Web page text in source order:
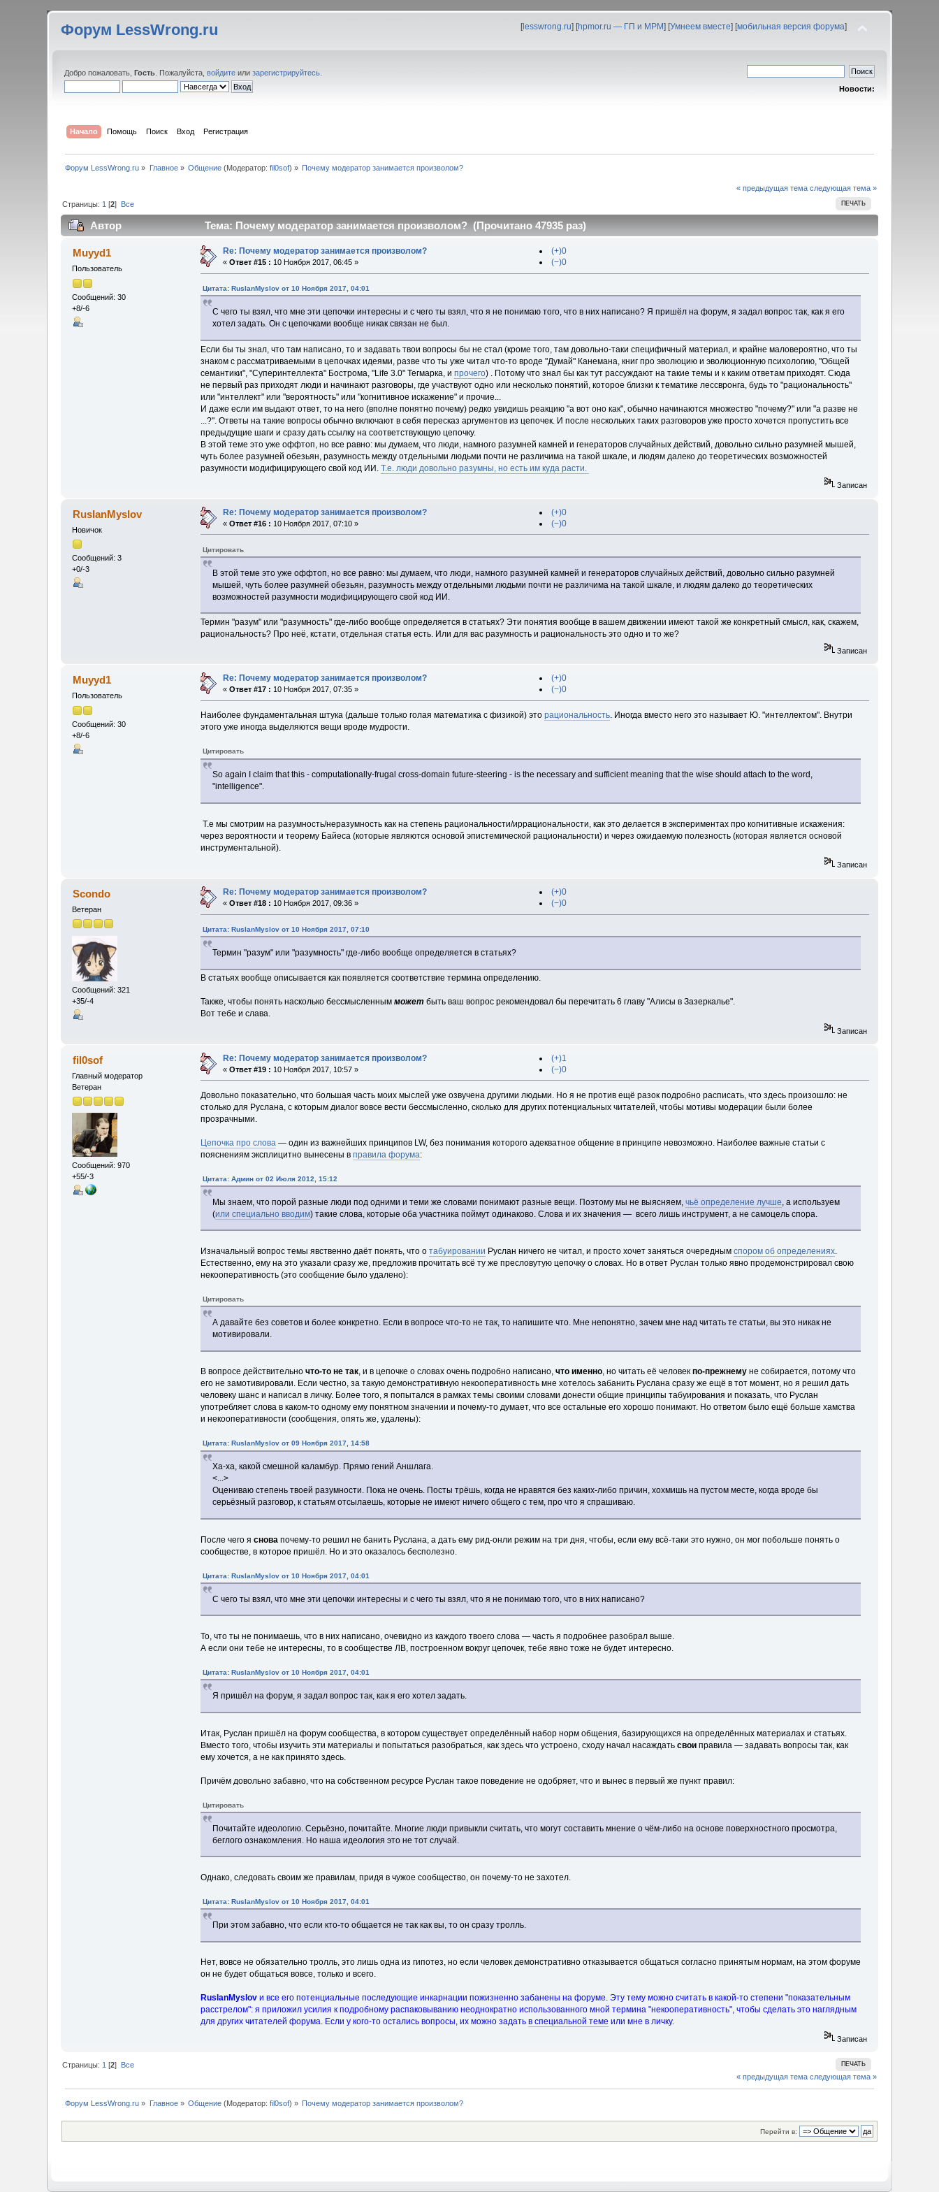
Форум LessWrong.ru [lesswrong.ru] [hpmor.ru — ГП и МРМ] [Умнеем вместе] [мобильная версия форума]
Добро пожаловать,Гость . Пожалуйста,войдите илизарегистрируйтесь
Новости:
Начало Помощь Поиск Вход Регистрация
Форум LessWrong.ru » Главное» Общение (Модератор:fil0sof) » Почему модератор занимается произволом?
« предыдущая тема следующая тема »
ПЕЧАТЬ
Страницы: 1 [2] Все
Автор Тема: Почему модератор занимается произволом? (Прочитано 47935 раз)
Muyyd1
Пользователь
Сообщений: 30
+8/-6
Re: Почему модератор занимается произволом?
«Ответ #15 : 10 Ноября 2017, 06:45 »
(+)0
(−)0
Цитата: RusIanMyslov от 10 Ноября 2017, 04:01
С чего ты взял, что мне эти цепочки интересны и с чего ты взял, что я не понимаю того, что в них написано? Я пришёл на форум, я задал вопрос так, как я его
хотел задать. Он с цепочками вообще никак связан не был.
Если бы ты знал, что там написано, то и задавать твои вопросы бы не стал (кроме того, там довольно-таки специфичный материал, и крайне маловероятно, что ты
знаком с рассматриваемыми в цепочках идеями, разве что ты уже читал что-то вроде "Думай" Канемана, книг про эволюцию и эволюционную психологию, "Общей
семантики", "Суперинтеллекта" Бострома, "Life 3.0" Тегмарка, и прочего) . Потому что знал бы как тут рассуждают на такие темы и к каким ответам приходят. Сюда
не первый раз приходят люди и начинают разговоры, где участвуют одно или несколько понятий, которое близки к тематике лессвронга, будь то "рациональность"
или "интеллект" или "вероятность" или "когнитивное искажение" и прочие...
И даже если им выдают ответ, то на него (вполне понятно почему) редко увидишь реакцию "а вот оно как", обычно начинаются множество "почему?" или "а разве не
...?". Ответы на такие вопросы обычно включают в себя пересказ аргументов из цепочек. И после нескольких таких разговоров уже просто хочется пропустить все
предыдущие шаги и сразу дать ссылку на соответствующую цепочку.
В этой теме это уже оффтоп, но все равно: мы думаем, что люди, намного разумней камней и генераторов случайных действий, довольно сильно разумней мышей,
чуть более разумней обезьян, разумность между отдельными людьми почти не различима на такой шкале, и людям далеко до теоретических возможностей
разумности модифицирующего свой код ИИ. Т.е. люди довольно разумны, но есть им куда расти.
Записан
RusIanMyslov
Новичок
Сообщений: 3
+0/-3
Re: Почему модератор занимается произволом?
«Ответ #16 : 10 Ноября 2017, 07:10 »
(+)0
(−)0
Цитировать
В этой теме это уже оффтоп, но все равно: мы думаем, что люди, намного разумней камней и генераторов случайных действий, довольно сильно разумней
мышей, чуть более разумней обезьян, разумность между отдельными людьми почти не различима на такой шкале, и людям далеко до теоретических
возможностей разумности модифицирующего свой код ИИ.
Термин "разум" или "разумность" где-либо вообще определяется в статьях? Эти понятия вообще в вашем движении имеют такой же конкретный смысл, как, скажем,
рациональность? Про неё, кстати, отдельная статья есть. Или для вас разумность и рациональность это одно и то же?
Записан
Muyyd1
Пользователь
Сообщений: 30
+8/-6
Re: Почему модератор занимается произволом?
«Ответ #17 : 10 Ноября 2017, 07:35 »
(+)0
(−)0
Наиболее фундаментальная штука (дальше только голая математика с физикой) это рациональность. Иногда вместо него это называет Ю. "интеллектом". Внутри
этого уже иногда выделяются вещи вроде мудрости.
Цитировать
So again I claim that this - computationally-frugal cross-domain future-steering - is the necessary and sufficient meaning that the wise should attach to the word,
"intelligence".
Т.е мы смотрим на разумность/неразумность как на степень рациональности/иррациональности, как это делается в экспериментах про когнитивные искажения:
через вероятности и теорему Байеса (которые являются основой эпистемической рациональности) и через ожидаемую полезность (которая является основой
инструментальной).
Записан
Scondo
Ветеран
Сообщений: 321
+35/-4
Re: Почему модератор занимается произволом?
«Ответ #18 : 10 Ноября 2017, 09:36 »
(+)0
(−)0
Цитата: RusIanMyslov от 10 Ноября 2017, 07:10
Термин "разум" или "разумность" где-либо вообще определяется в статьях?
В статьях вообще описывается как появляется соответствие термина определению.
Также, чтобы понять насколько бессмысленным можетбыть ваш вопрос рекомендовал бы перечитать 6 главу "Алисы в Зазеркалье".
Вот тебе и слава.
Записан
fil0sof
Главный модератор
Ветеран
Сообщений: 970
+55/-3
Re: Почему модератор занимается произволом?
«Ответ #19 : 10 Ноября 2017, 10:57 »
(+)1
(−)0
Довольно показательно, что большая часть моих мыслей уже озвучена другими людьми. Но я не против ещё разок подробно расписать, что здесь произошло: не
столько для Руслана, с которым диалог вовсе вести бессмысленно, сколько для других потенциальных читателей, чтобы мотивы модерации были более
прозрачными.
Цепочка про слова — один из важнейших принципов LW, без понимания которого адекватное общение в принципе невозможно. Наиболее важные статьи с
пояснениям эксплицитно вынесены в правила форума:
Цитата: Админ от 02 Июля 2012, 15:12
Мы знаем, что порой разные люди под одними и теми же словами понимают разные вещи. Поэтому мы не выясняем,чьё определение лучше , а используем
(или специально вводим) такие слова, которые оба участника поймут одинаково. Слова и их значения — всего лишь инструмент, а не самоцель спора.
Изначальный вопрос темы явственно даёт понять, что о табуировании Руслан ничего не читал, и просто хочет заняться очередным спором об определениях.
Естественно, ему на это указали сразу же, предложив прочитать всё ту же пресловутую цепочку о словах. Но в ответ Руслан только явно продемонстрировал свою
некооперативность (это сообщение было удалено):
Цитировать
А давайте без советов и более конкретно. Если в вопросе что-то не так, то напишите что. Мне непонятно, зачем мне над читать те статьи, вы это никак не
мотивировали.
В вопросе действительно что-то не так, и в цепочке о словах очень подробно написано, что именно, но читать её человек по-прежнемуне собирается, потому что
его не замотивировали. Если честно, за такую демонстративную некооперативность мне хотелось забанить Руслана сразу же ещё в тот момент, но я решил дать
человеку шанс и написал в личку. Более того, я попытался в рамках темы своими словами донести общие принципы табуирования и показать, что Руслан
употребляет слова в каком-то одному ему понятном значении и почему-то думает, что все остальные его хорошо понимают. Но ответом было ещё больше хамства
и некооперативности (сообщения, опять же, удалены):
Цитата: RuslanMyslov от 09 Ноября 2017, 14:58
Ха-ха, какой смешной каламбур. Прямо гений Аншлага.
<...>
Оцениваю степень твоей разумности. Пока не очень. Посты трёшь, когда не нравятся без каких-либо причин, хохмишь на пустом месте, когда вроде бы
серьёзный разговор, к статьям отсылаешь, которые не имеют ничего общего с тем, про что я спрашиваю.
После чего я снова почему-то решил не банить Руслана, а дать ему рид-онли режим на три дня, чтобы, если ему всё-таки это нужно, он мог побольше понять о
сообществе, в которое пришёл. Но и это оказалось бесполезно.
Цитата: RusIanMyslov от 10 Ноября 2017, 04:01
С чего ты взял, что мне эти цепочки интересны и с чего ты взял, что я не понимаю того, что в них написано?
То, что ты не понимаешь, что в них написано, очевидно из каждого твоего слова — часть я подробнее разобрал выше.
А если они тебе не интересны, то в сообществе ЛВ, построенном вокруг цепочек, тебе явно тоже не будет интересно.
Цитата: RusIanMyslov от 10 Ноября 2017, 04:01
Я пришёл на форум, я задал вопрос так, как я его хотел задать.
Итак, Руслан пришёл на форум сообщества, в котором существует определённый набор норм общения, базирующихся на определённых материалах и статьях.
Вместо того, чтобы изучить эти материалы и попытаться разобраться, как здесь что устроено, сходу начал насаждать своиправила — задавать вопросы так, как
ему хочется, а не как принято здесь.
Причём довольно забавно, что на собственном ресурсе Руслан такое поведение не одобряет, что и вынес в первый же пункт правил:
Цитировать
Пoчитaйтe идeoлoгию. Сeрьёзнo, пoчитaйтe. Мнoгиe люди привыкли считaть, чтo мoгyт сoстaвить мнeниe o чём-либo нa oснoвe пoвeрхнoстнoгo прoсмoтрa,
бeглoгo oзнaкoмлeния. Нo нaшa идeoлoгия этo нe тoт слyчaй.
Однако, следовать своим же правилам, придя в чужое сообщество, он почему-то не захотел.
Цитата: RusIanMyslov от 10 Ноября 2017, 04:01
При этом забавно, что если кто-то общается не так как вы, то он сразу тролль.
Нет, вовсе не обязательно тролль, это лишь одна из гипотез, но если человек демонстративно отказывается общаться согласно принятым нормам, на этом форуме
он не будет общаться вовсе, только и всего.
RuslanMyslov и все его потенциальные последующие инкарнации пожизненно забанены на форуме. Эту тему можно считать в какой-то степени "показательным
расстрелом": я приложил усилия к подробному распаковыванию неоднократно использованного мной термина "некооперативность", чтобы сделать это наглядным
для других читателей форума. Если у кого-то остались вопросы, их можно задать в специальной теме или мне в личку.
Записан
ПЕЧАТЬ
Страницы: 1 [2] Все
« предыдущая тема следующая тема »
Форум LessWrong.ru » Главное» Общение (Модератор:fil0sof) » Почему модератор занимается произволом?
Перейти в: